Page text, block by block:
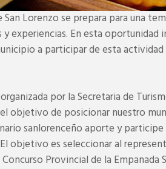
San Lorenzo se prepara para una
y experiencias. En esta
a participar de esta
por la Secretaria de
objetivo de posicionar nuestro
sanlorenceño aporte y
objetivo es seleccionar al
Provincial de la Empanada